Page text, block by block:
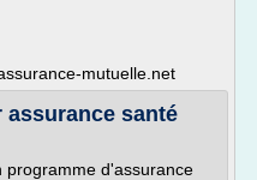
mutuelle.net
santé
programme d'assurance